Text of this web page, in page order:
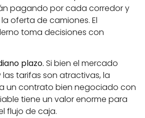
pagando por cada corredor y
oferta de camiones. El
toma decisiones con
plazo. Si bien el mercado
tarifas son atractivas, la
un contrato bien negociado con
tiene un valor enorme para
flujo de caja.